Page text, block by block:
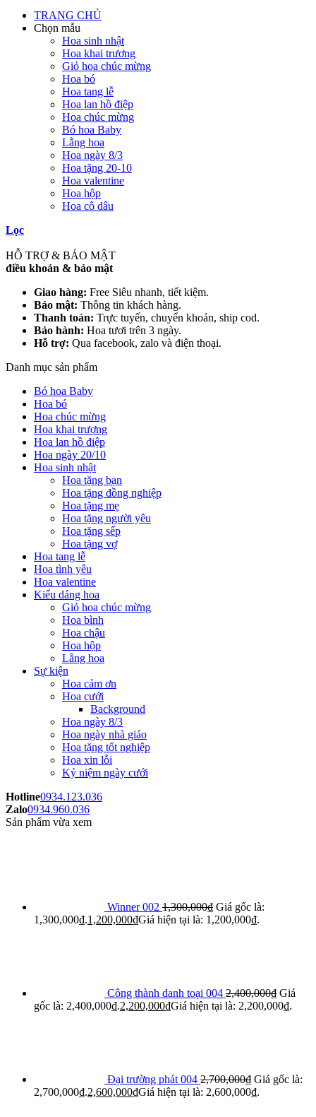
TRANG CHỦ
Chọn mẫu
Hoa sinh nhật
Hoa khai trương
Giỏ hoa chúc mừng
Hoa bó
Hoa tang lễ
Hoa lan hồ điệp
Hoa chúc mừng
Bó hoa Baby
Lẵng hoa
Hoa ngày 8/3
Hoa tặng 20-10
Hoa valentine
Hoa hộp
Hoa cô dâu
Lọc
HỖ TRỢ & BẢO MẬT
điều khoản & bảo mật
Giao hàng: Free Siêu nhanh, tiết kiệm.
Bảo mật: Thông tin khách hàng.
Thanh toán: Trực tuyến, chuyển khoản, ship cod.
Bảo hành: Hoa tươi trên 3 ngày.
Hỗ trợ: Qua facebook, zalo và điện thoại.
Danh mục sản phẩm
Bó hoa Baby
Hoa bó
Hoa chúc mừng
Hoa khai trương
Hoa lan hồ điệp
Hoa ngày 20/10
Hoa sinh nhật
Hoa tặng bạn
Hoa tặng đồng nghiệp
Hoa tặng mẹ
Hoa tặng người yêu
Hoa tặng sếp
Hoa tặng vợ
Hoa tang lễ
Hoa tình yêu
Hoa valentine
Kiểu dáng hoa
Giỏ hoa chúc mừng
Hoa bình
Hoa chậu
Hoa hộp
Lẵng hoa
Sự kiện
Hoa cảm ơn
Hoa cưới
Background
Hoa ngày 8/3
Hoa ngày nhà giáo
Hoa tặng tốt nghiệp
Hoa xin lỗi
Kỷ niệm ngày cưới
Hotline0934.123.036
Zalo0934.960.036
Sản phẩm vừa xem
Winner 002 1,300,000₫ Giá gốc là:
1,300,000₫.1,200,000₫Giá hiện tại là: 1,200,000₫.
Công thành danh toại 004 2,400,000₫ Giá
gốc là: 2,400,000₫.2,200,000₫Giá hiện tại là: 2,200,000₫.
Đại trường phát 004 2,700,000₫ Giá gốc là:
2,700,000₫.2,600,000₫Giá hiện tại là: 2,600,000₫.